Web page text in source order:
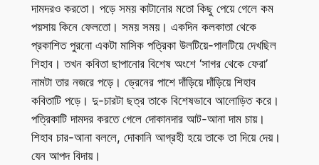
দামদরও করতো। পড়ে সময় কাটানোর মতো কিছু পেয়ে গেলে কম
পয়সায় কিনে ফেলতো। সময় সময়। একদিন কলকাতা থেকে
প্রকাশিত পুরনো একটা মাসিক পত্রিকা উলটিয়ে-পালটিয়ে দেখছিল
শিহাব। তখন কবিতা ছাপানোর বিশেষ অংশে ‘সাগর থেকে ফেরা’
নামটা তার নজরে পড়ে। ড্রেনের পাশে দাঁড়িয়ে দাঁড়িয়ে শিহাব
কবিতাটি পড়ে। দু-চারটা ছত্র তাকে বিশেষভাবে আলোড়িত করে।
পত্রিকাটি দামদর করতে গেলে দোকানদার আট-আনা দাম চায়।
শিহাব চার-আনা বললে, দোকানি আগ্রহী হয়ে তাকে তা দিয়ে দেয়।
যেন আপদ বিদায়।